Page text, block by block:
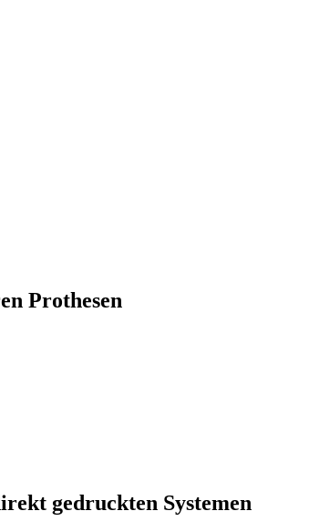
Prothesen
gedruckten Systemen